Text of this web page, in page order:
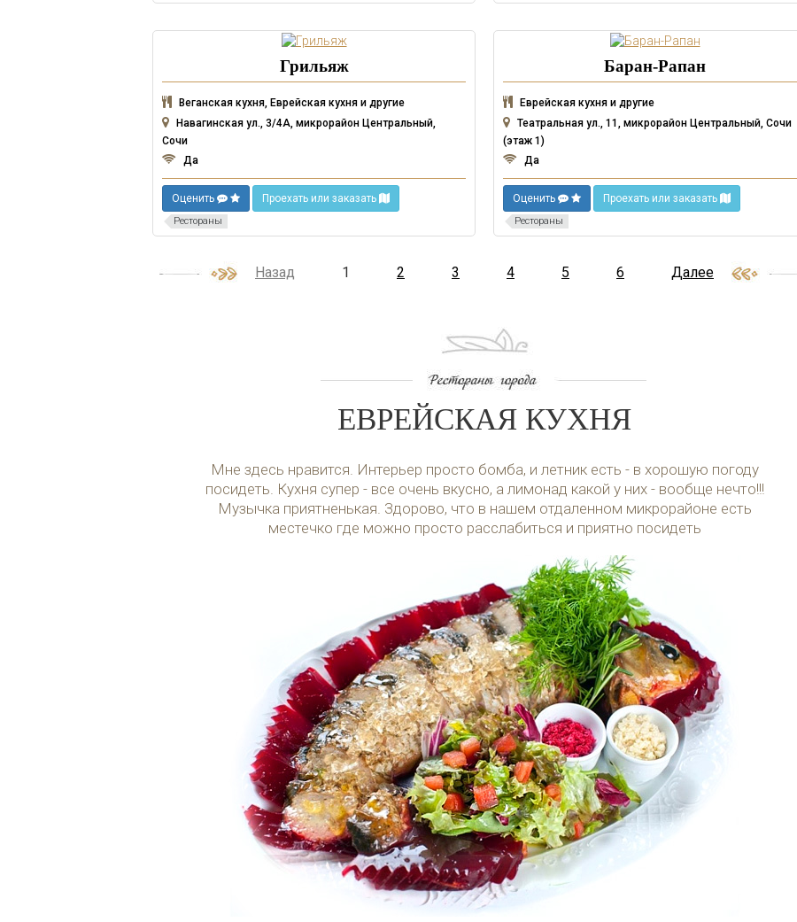
Грильяж
Веганская кухня, Еврейская кухня и другие
Навагинская ул., 3/4А, микрорайон Центральный,
Сочи
Да
Оценить Проехать или заказать
Рестораны
Баран-Рапан
Еврейская кухня и другие
Театральная ул., 11, микрорайон Центральный, Сочи
(этаж 1)
Да
Оценить Проехать или заказать
Рестораны
Назад 1 2 3 4 5 6 Далее
ЕВРЕЙСКАЯ КУХНЯ
Мне здесь нравится. Интерьер просто бомба, и летник есть - в хорошую погоду
посидеть. Кухня супер - все очень вкусно, а лимонад какой у них - вообще нечто!!!
Музычка приятненькая. Здорово, что в нашем отдаленном микрорайоне есть
местечко где можно просто расслабиться и приятно посидеть